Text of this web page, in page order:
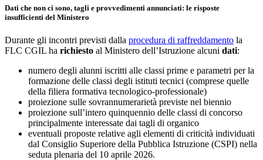
Dati che non ci sono, tagli e provvedimenti annunciati: le risposte
insufficienti del Ministero
Durante gli incontri previsti dalla procedura di raffreddamento la
FLC CGIL ha richiesto al Ministero dell’Istruzione alcuni dati:
numero degli alunni iscritti alle classi prime e parametri per la
formazione delle classi degli istituti tecnici (comprese quelle
della filiera formativa tecnologico-professionale)
proiezione sulle sovrannumerarietà previste nel biennio
proiezione sull’intero quinquennio delle classi di concorso
principalmente interessate dai tagli di organico
eventuali proposte relative agli elementi di criticità individuati
dal Consiglio Superiore della Pubblica Istruzione (CSPI) nella
seduta plenaria del 10 aprile 2026.